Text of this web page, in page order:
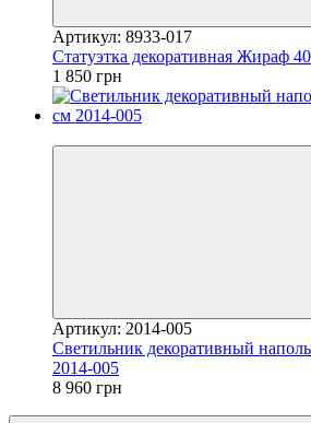
Артикул: 8933-017
Статуэтка декоративная Жираф
1 850 грн
Артикул: 2014-005
Светильник декоративный
2014-005
8 960 грн